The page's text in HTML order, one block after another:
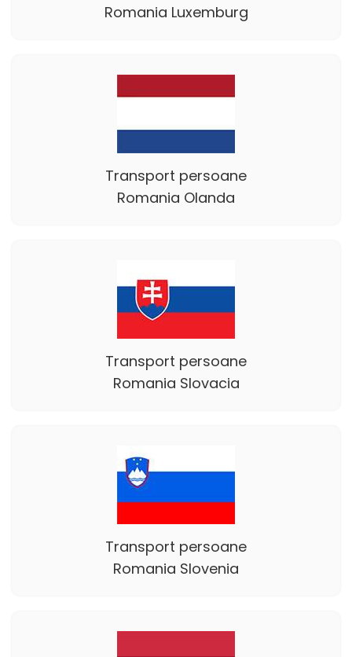
Romania Luxemburg
Transport persoane
Romania Olanda
Transport persoane
Romania Slovacia
Transport persoane
Romania Slovenia